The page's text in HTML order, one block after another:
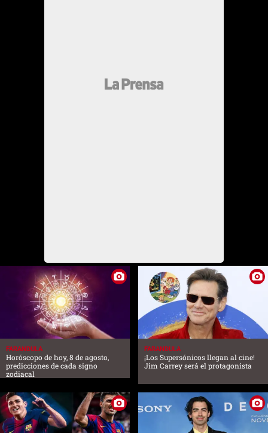
FARANDULA
Horóscopo de hoy, 8 de agosto,
predicciones de cada signo
zodiacal
FARANDULA
¡Los Supersónicos llegan al cine!
Jim Carrey será el protagonista